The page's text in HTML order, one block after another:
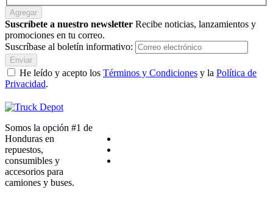
Agregar
Suscríbete a nuestro newsletter Recibe noticias, lanzamientos y
promociones en tu correo.
Suscríbase al boletín informativo:
Enviar
He leído y acepto los Términos y Condiciones y la Política de
Privacidad.
Somos la opción #1 de
Honduras en
repuestos,
consumibles y
accesorios para
camiones y buses.